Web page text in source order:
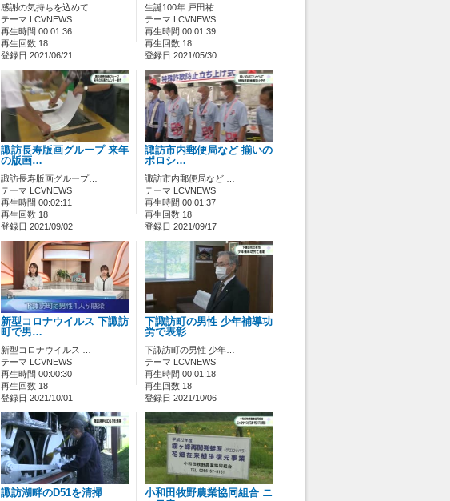
感謝の気持ちを込めて…
テーマ LCVNEWS
再生時間 00:01:36
再生回数 18
登録日 2021/06/21
生誕100年 戸田祐…
テーマ LCVNEWS
再生時間 00:01:39
再生回数 18
登録日 2021/05/30
諏訪長寿版画グループ 来年
の版画…
諏訪長寿版画グループ…
テーマ LCVNEWS
再生時間 00:02:11
再生回数 18
登録日 2021/09/02
諏訪市内郵便局など 揃いの
ポロシ…
諏訪市内郵便局など …
テーマ LCVNEWS
再生時間 00:01:37
再生回数 18
登録日 2021/09/17
新型コロナウイルス 下諏訪
町で男…
新型コロナウイルス …
テーマ LCVNEWS
再生時間 00:00:30
再生回数 18
登録日 2021/10/01
下諏訪町の男性 少年補導功
労で表彰
下諏訪町の男性 少年…
テーマ LCVNEWS
再生時間 00:01:18
再生回数 18
登録日 2021/10/06
諏訪湖畔のD51を清掃
小和田牧野農業協同組合 ニ